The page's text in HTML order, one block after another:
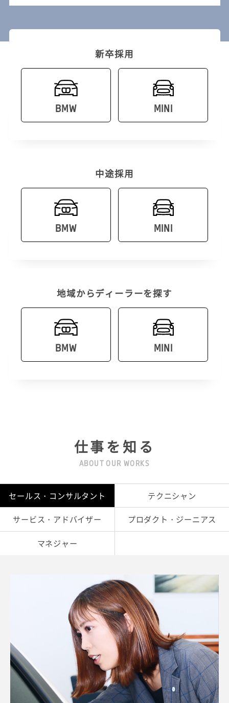
新卒採用
BMW MINI
中途採用
BMW MINI
地域からディーラーを探す
BMW MINI
仕事を知る
ABOUT OUR WORKS
セールス・コンサルタント テクニシャン
サービス・アドバイザー プロダクト・ジーニアス
マネジャー